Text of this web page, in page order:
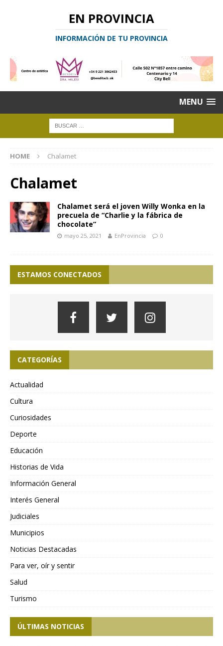
EN PROVINCIA
INFORMACIÓN DE TU PROVINCIA
MENU
HOME Chalamet
Chalamet
Chalamet será el joven Willy Wonka en la
precuela de “Charlie y la fábrica de
chocolate”
mayo 25, 2021 EnProvincia 0
ESTAMOS CONECTADOS
CATEGORÍAS
Actualidad
Cultura
Curiosidades
Deporte
Educación
Historias de Vida
Información General
Interés General
Judiciales
Municipios
Noticias Destacadas
Para ver, oír y sentir
Salud
Turismo
ÚLTIMAS NOTICIAS